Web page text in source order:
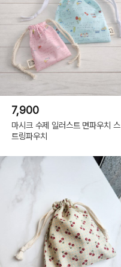
7,900
마시크 수제 일러스트 면파우치 스
트링파우치